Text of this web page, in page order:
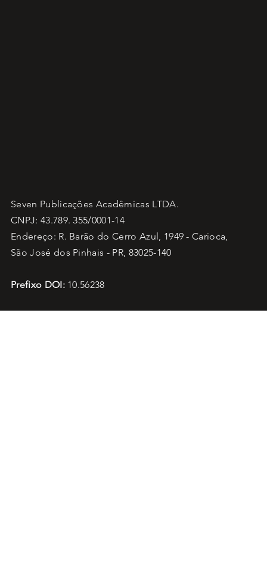
Seven Publicações Acadêmicas LTDA.
CNPJ: 43.789. 355/0001-14
Endereço: R. Barão do Cerro Azul, 1949 - Carioca,
São José dos Pinhais - PR, 83025-140
Prefixo DOI:10.56238